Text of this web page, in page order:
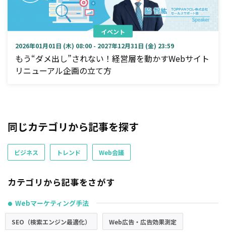
イベント
2026年01月01日 (木) 08:00 - 2027年12月31日 (金) 23:59
もう“ダメ出し”されない！経営層を動かすWebサイト
リニューアル企画の立て方
同じカテゴリから記事を探す
ビジネス トレンド Web会議
カテゴリから記事をさがす
● Webマーケティング手法
SEO（検索エンジン最適化） Web広告・広告効果測定